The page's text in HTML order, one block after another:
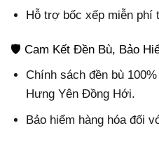
Hỗ trợ bốc xếp miễn phí
🛡️ Cam Kết Đền Bù, Bảo
Chính sách đền bù
Hưng Yên Đồng Hới.
Bảo hiểm hàng hóa đối